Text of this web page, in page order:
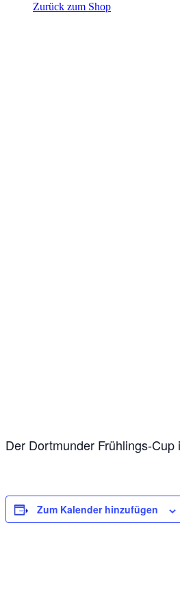
Zurück zum Shop
Der Dortmunder Frühlings-
Zum Kalender hinzufügen